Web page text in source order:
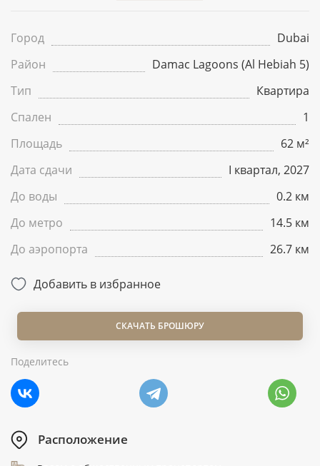
Город
Dubai
Район
Damac Lagoons (Al Hebiah 5)
Тип
Квартира
Спален
1
Площадь
62 м²
Дата сдачи
I квартал, 2027
До воды
0.2 км
До метро
14.5 км
До аэропорта
26.7 км
Добавить в избранное
СКАЧАТЬ БРОШЮРУ
Поделитесь
Расположение